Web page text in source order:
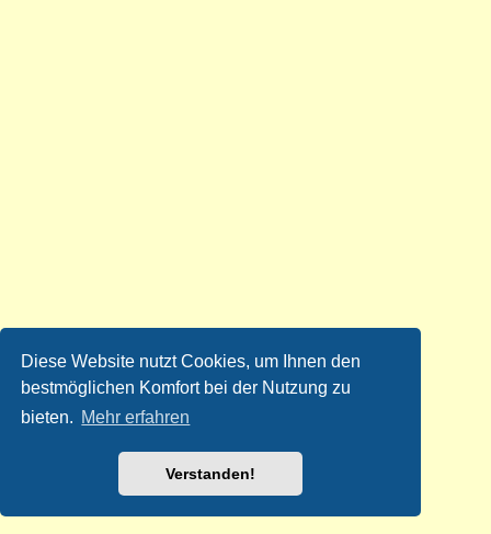
Diese Website nutzt Cookies, um Ihnen den
bestmöglichen Komfort bei der Nutzung zu
bieten. Mehr erfahren
Verstanden!